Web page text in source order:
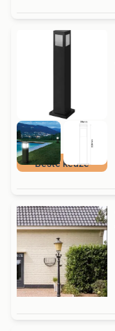
Beste keuze